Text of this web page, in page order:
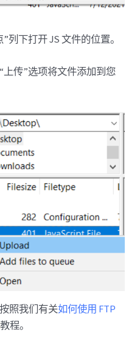
列下打开 JS 文件的位置。
传”选项将文件添加到您
照我们有关如何使用 FTP
教程。